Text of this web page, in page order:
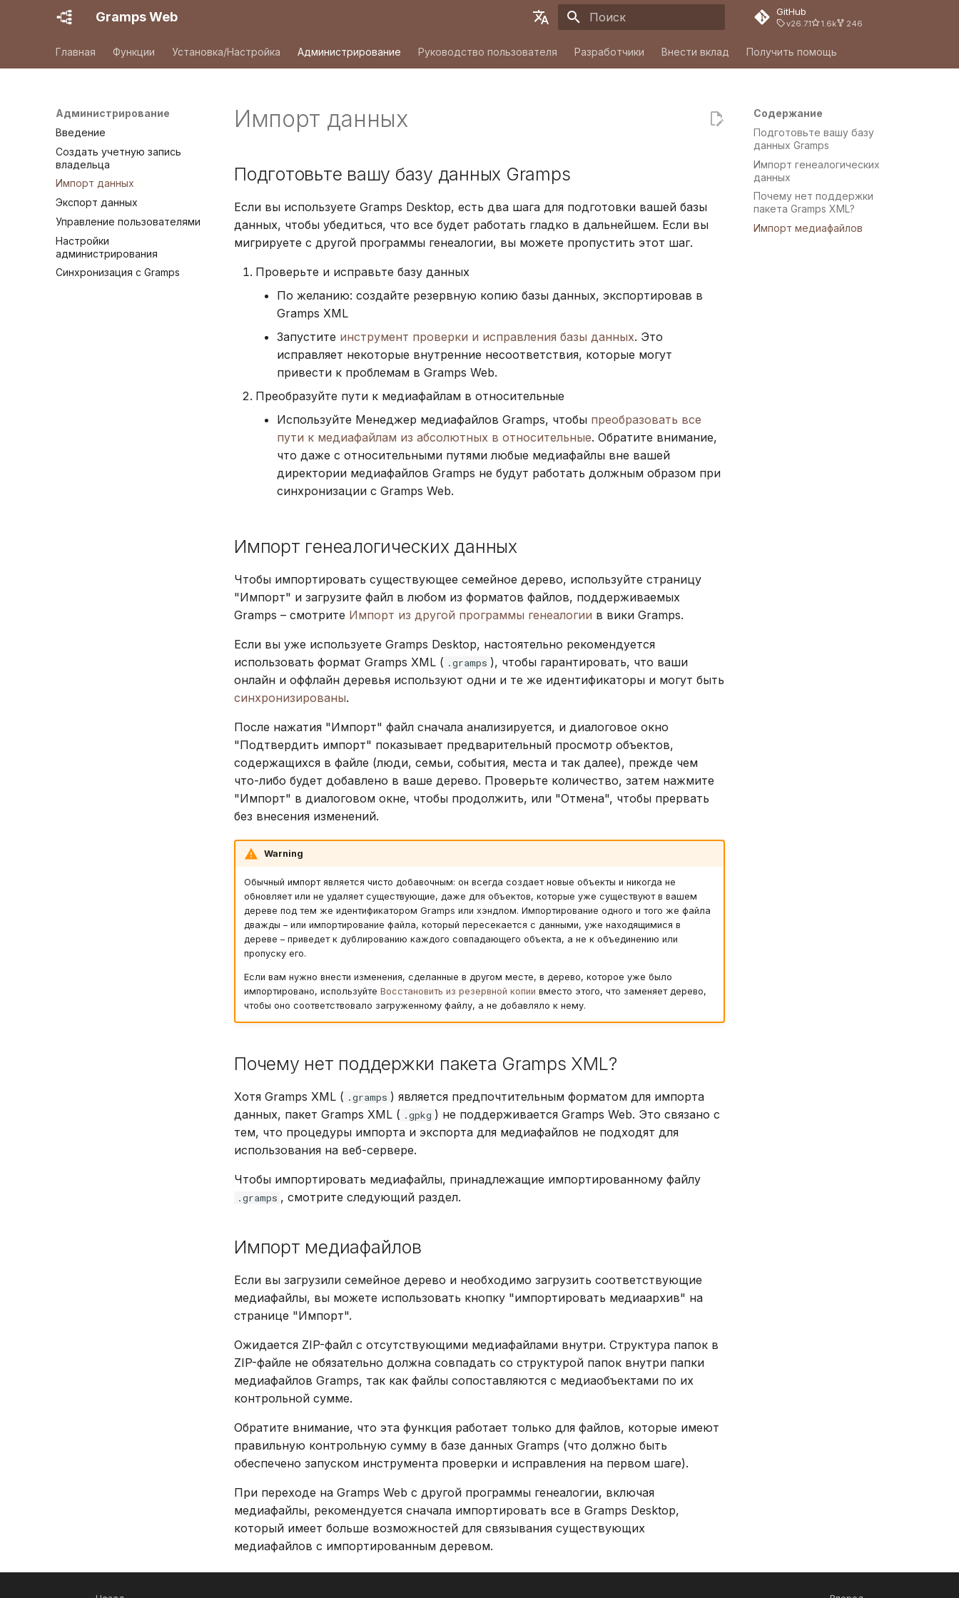
Gramps Web
English
Tiếng Việt
Türkçe
Русский
Suomi
Italiano
GitHub
v26.7.1 1.6k 246
Главная Функции Установка/Настройка Администрирование Руководство пользователя Разработчики Внести вклад Получить помощь
Администрирование
Введение
Создать учетную запись
владельца
Импорт данных
Экспорт данных
Управление пользователями
Настройки
администрирования
Синхронизация с Gramps
Содержание
Подготовьте вашу базу
данных Gramps
Импорт генеалогических
данных
Почему нет поддержки
пакета Gramps XML?
Импорт медиафайлов
Импорт данных
Подготовьте вашу базу данных Gramps
Если вы используете Gramps Desktop, есть два шага для подготовки вашей базы
данных, чтобы убедиться, что все будет работать гладко в дальнейшем. Если вы
мигрируете с другой программы генеалогии, вы можете пропустить этот шаг.
Проверьте и исправьте базу данных
По желанию: создайте резервную копию базы данных, экспортировав в
Gramps XML
Запустите инструмент проверки и исправления базы данных. Это
исправляет некоторые внутренние несоответствия, которые могут
привести к проблемам в Gramps Web.
Преобразуйте пути к медиафайлам в относительные
Используйте Менеджер медиафайлов Gramps, чтобы преобразовать все
пути к медиафайлам из абсолютных в относительные. Обратите внимание,
что даже с относительными путями любые медиафайлы вне вашей
директории медиафайлов Gramps не будут работать должным образом при
синхронизации с Gramps Web.
Импорт генеалогических данных
Чтобы импортировать существующее семейное дерево, используйте страницу
"Импорт" и загрузите файл в любом из форматов файлов, поддерживаемых
Gramps – смотрите Импорт из другой программы генеалогии в вики Gramps.
Если вы уже используете Gramps Desktop, настоятельно рекомендуется
использовать формат Gramps XML ( .gramps ), чтобы гарантировать, что ваши
онлайн и оффлайн деревья используют одни и те же идентификаторы и могут быть
синхронизированы.
После нажатия "Импорт" файл сначала анализируется, и диалоговое окно
"Подтвердить импорт" показывает предварительный просмотр объектов,
содержащихся в файле (люди, семьи, события, места и так далее), прежде чем
что-либо будет добавлено в ваше дерево. Проверьте количество, затем нажмите
"Импорт" в диалоговом окне, чтобы продолжить, или "Отмена", чтобы прервать
без внесения изменений.
Warning
Обычный импорт является чисто добавочным: он всегда создает новые объекты и никогда не
обновляет или не удаляет существующие, даже для объектов, которые уже существуют в вашем
дереве под тем же идентификатором Gramps или хэндлом. Импортирование одного и того же файла
дважды – или импортирование файла, который пересекается с данными, уже находящимися в
дереве – приведет к дублированию каждого совпадающего объекта, а не к объединению или
пропуску его.
Если вам нужно внести изменения, сделанные в другом месте, в дерево, которое уже было
импортировано, используйте Восстановить из резервной копии вместо этого, что заменяет дерево,
чтобы оно соответствовало загруженному файлу, а не добавляло к нему.
Почему нет поддержки пакета Gramps XML?
Хотя Gramps XML ( .gramps ) является предпочтительным форматом для импорта
данных, пакет Gramps XML ( .gpkg ) не поддерживается Gramps Web. Это связано с
тем, что процедуры импорта и экспорта для медиафайлов не подходят для
использования на веб-сервере.
Чтобы импортировать медиафайлы, принадлежащие импортированному файлу
.gramps , смотрите следующий раздел.
Импорт медиафайлов
Если вы загрузили семейное дерево и необходимо загрузить соответствующие
медиафайлы, вы можете использовать кнопку "импортировать медиаархив" на
странице "Импорт".
Ожидается ZIP-файл с отсутствующими медиафайлами внутри. Структура папок в
ZIP-файле не обязательно должна совпадать со структурой папок внутри папки
медиафайлов Gramps, так как файлы сопоставляются с медиаобъектами по их
контрольной сумме.
Обратите внимание, что эта функция работает только для файлов, которые имеют
правильную контрольную сумму в базе данных Gramps (что должно быть
обеспечено запуском инструмента проверки и исправления на первом шаге).
При переходе на Gramps Web с другой программы генеалогии, включая
медиафайлы, рекомендуется сначала импортировать все в Gramps Desktop,
который имеет больше возможностей для связывания существующих
медиафайлов с импортированным деревом.